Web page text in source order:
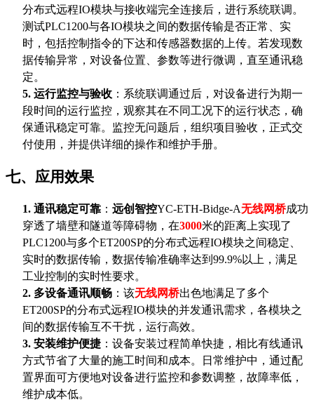
分布式远程IO模块与接收端完全连接后，进行系统联调。
测试PLC1200与各IO模块之间的数据传输是否正常、实
时，包括控制指令的下达和传感器数据的上传。若发现数
据传输异常，对设备位置、参数等进行微调，直至通讯稳
定。
5. 运行监控与验收 ：系统联调通过后，对设备进行为期一
段时间的运行监控，观察其在不同工况下的运行状态，确
保通讯稳定可靠。监控无问题后，组织项目验收，正式交
付使用，并提供详细的操作和维护手册。
七、应用效果
1. 通讯稳定可靠 ： 远创智控YC-ETH-Bidge-A无线网桥成功
穿透了墙壁和隧道等障碍物，在3000米的距离上实现了
PLC1200与多个ET200SP的分布式远程IO模块之间稳定、
实时的数据传输，数据传输准确率达到99.9%以上，满足
工业控制的实时性要求。
2. 多设备通讯顺畅 ：该无线网桥出色地满足了多个
ET200SP的分布式远程IO模块的并发通讯需求，各模块之
间的数据传输互不干扰，运行高效。
3. 安装维护便捷 ：设备安装过程简单快捷，相比有线通讯
方式节省了大量的施工时间和成本。日常维护中，通过配
置界面可方便地对设备进行监控和参数调整，故障率低，
维护成本低。